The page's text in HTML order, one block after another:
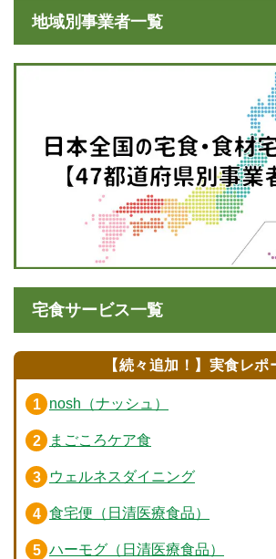
地域別事業者一覧
宅食サービス一覧
【続々追加！】実食レポ
nosh（ナッシュ）
まごころケア食
ウェルネスダイニング
食宅便（日清医療食品）
ハーモグ（日清医療食品）